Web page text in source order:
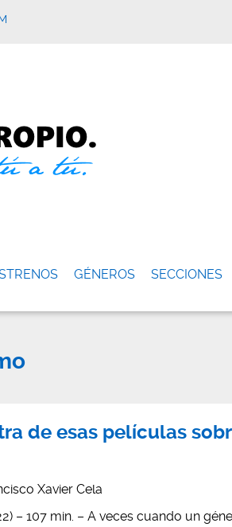
GÉNEROS SECCIONES
de esas películas
Xavier Cela
– 107 min. – A veces cuando un